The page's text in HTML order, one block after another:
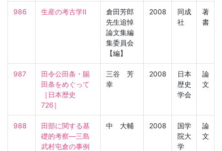
986 生産の考古学Ⅱ
倉田芳郎
先生追悼
論文集編
集委員会
【編】
2008
同成
社
著
書
987
田令公田条・賜
田条をめぐって
［日本歴史
726］
三谷 芳
幸
2008
日本
歴史
学会
論
文
988
田部に関する基
礎的考察―三島
武村屯倉の事例
中 大輔 2008
国学
院大
学
論
文